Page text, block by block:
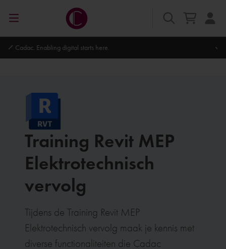
Autodesk Platinum Partner
Training Revit MEP
Elektrotechnisch
vervolg
Tijdens de Training Revit MEP
Elektrotechnisch vervolg maak je kennis met
diverse functionaliteiten die Cadac